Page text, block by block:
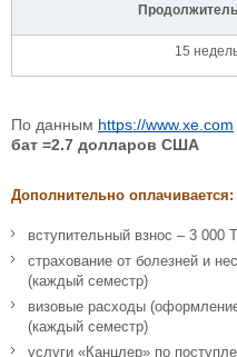
15
По данным https://www.xe.com
бат =2.7 долларов США
Дополнительно оплачивается:
вступительный взнос – 3 000
страхование от болезней и
(каждый семестр)
визовые расходы
(каждый семестр)
услуги «Канцлер» по